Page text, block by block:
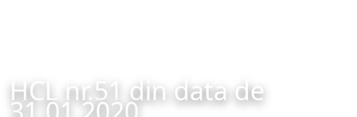
HCL nr.51 din data de